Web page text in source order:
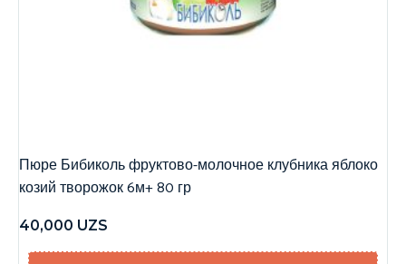
Пюре Бибиколь фруктово-молочное клубника яблоко
козий творожок 6м+ 80 гр
40,000 UZS